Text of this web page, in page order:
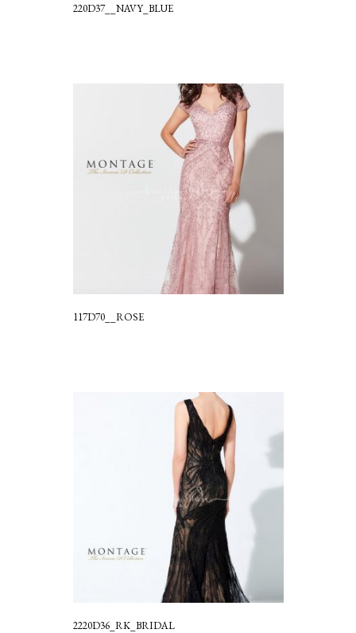
220D37__NAVY_BLUE
117D70__ROSE
2220D36_RK_BRIDAL